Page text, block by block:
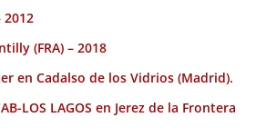
2012
(FRA) – 2018
en Cadalso de los Vidrios (Madrid).
LOS LAGOS en Jerez de la Frontera